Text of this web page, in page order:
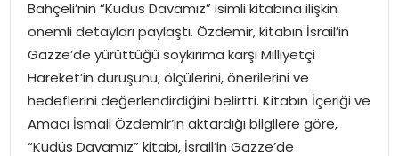
SAĞLIK
SIYASET
SPOR
Bahçeli’nin “Kudüs Davamız” isimli kitabına ilişkin
önemli detayları paylaştı. Özdemir, kitabın İsrail’in
Gazze’de yürüttüğü soykırıma karşı Milliyetçi
Hareket’in duruşunu, ölçülerini, önerilerini ve
hedeflerini değerlendirdiğini belirtti. Kitabın İçeriği ve
Amacı İsmail Özdemir’in aktardığı bilgilere göre,
“Kudüs Davamız” kitabı, İsrail’in Gazze’de